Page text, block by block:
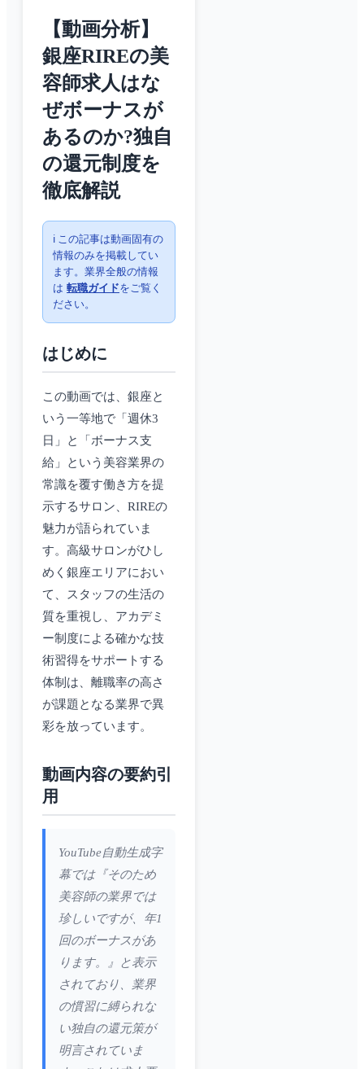
【動画分析】
銀座RIREの美
容師求人はな
ぜボーナスが
あるのか?独自
の還元制度を
徹底解説
ℹ️ この記事は動画固有の
情報のみを掲載してい
ます。業界全般の情報
は 転職ガイドをご覧く
ださい。
はじめに
この動画では、銀座と
いう一等地で「週休3
日」と「ボーナス支
給」という美容業界の
常識を覆す働き方を提
示するサロン、RIREの
魅力が語られていま
す。高級サロンがひし
めく銀座エリアにおい
て、スタッフの生活の
質を重視し、アカデミ
ー制度による確かな技
術習得をサポートする
体制は、離職率の高さ
が課題となる業界で異
彩を放っています。
動画内容の要約引
用
YouTube自動生成字
幕では『そのため
美容師の業界では
珍しいですが、年1
回のボーナスがあ
ります。』と表示
されており、業界
の慣習に縛られな
い独自の還元策が
明言されていま